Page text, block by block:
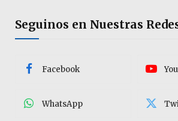
Seguinos en Nuestras
Facebook
WhatsApp